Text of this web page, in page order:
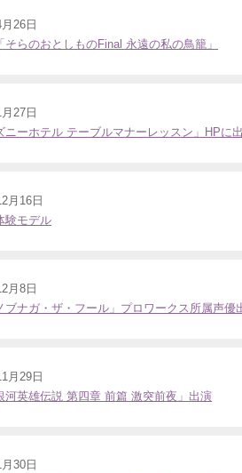
26日
そらのおとしものFinal 永遠の私の鳥籠」
27日
ニーホテル テーブルマナーレッスン」HPに
月16日
験モデル
月8日
ブナガ・ザ・フール」プロワークス所属声優
月29日
河英雄伝説 第四章 前篇 激突前夜」出演
30日